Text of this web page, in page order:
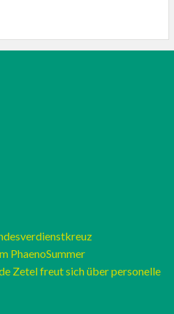
PhaenoSummer
Zetel freut sich über personelle